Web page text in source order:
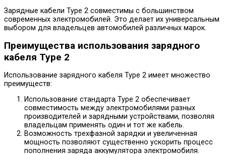
Зарядные кабели Type 2 совместимы с большинством
современных электромобилей. Это делает их универсальным
выбором для владельцев автомобилей различных марок.
Преимущества использования зарядного
кабеля Type 2
Использование зарядного кабеля Type 2 имеет множество
преимуществ:
Использование стандарта Type 2 обеспечивает
совместимость между электромобилями разных
производителей и зарядными устройствами, позволяя
владельцам применять один и тот же кабель.
Возможность трехфазной зарядки и увеличенная
мощность позволяют существенно ускорить процесс
пополнения заряда аккумулятора электромобиля.